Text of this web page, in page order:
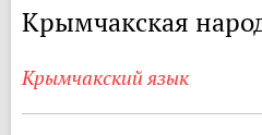
Крымчакская
Крымчакский язык